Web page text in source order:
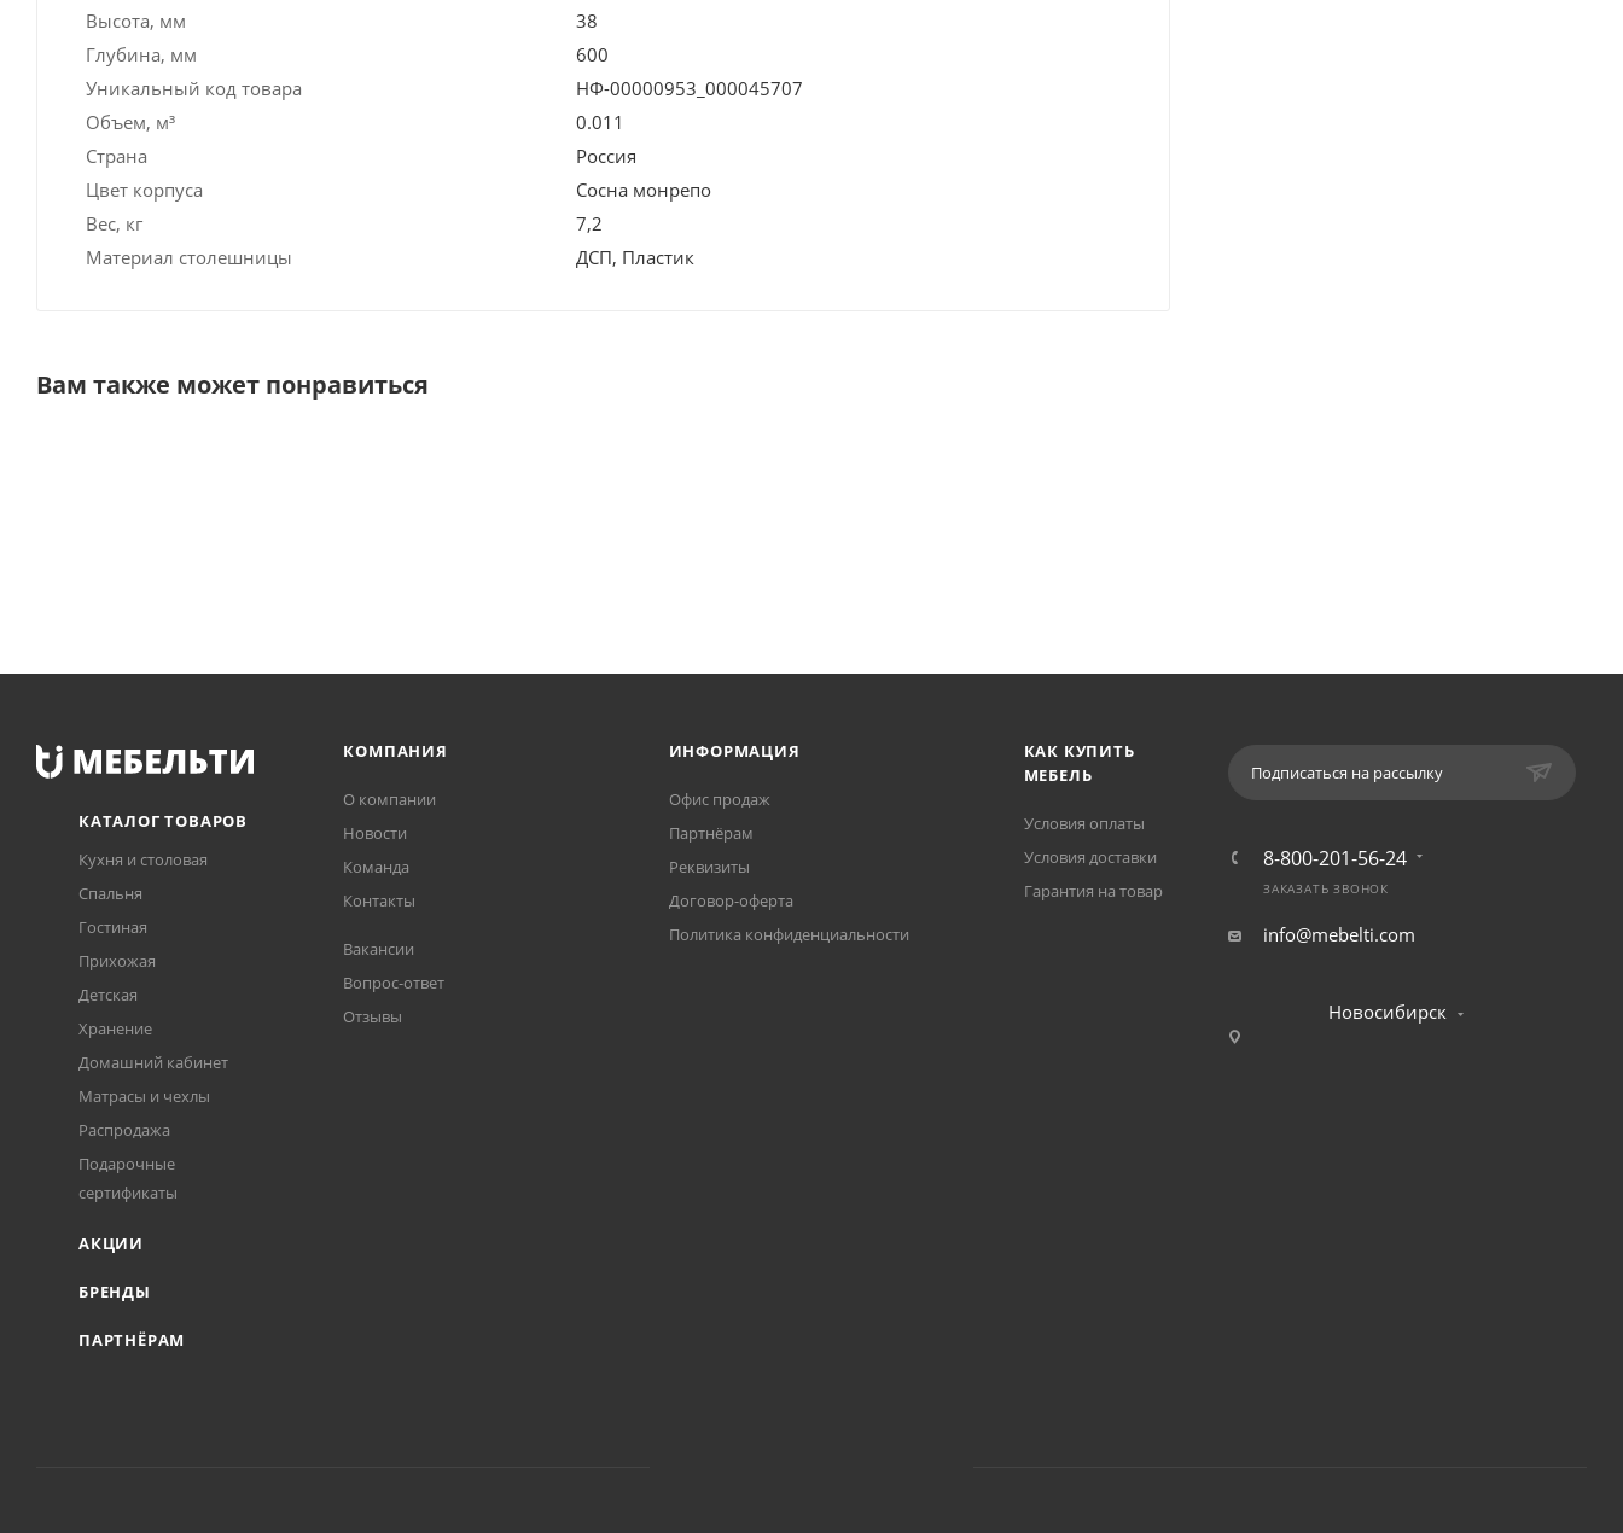
Высота, мм
38
Глубина, мм
600
Уникальный код товара
НФ-00000953_000045707
Объем, м³
0.011
Страна
Россия
Цвет корпуса
Сосна монрепо
Вес, кг
7,2
Материал столешницы
ДСП, Пластик
Вам также может понравиться
КАТАЛОГ ТОВАРОВ
Кухня и столовая
Спальня
Гостиная
Прихожая
Детская
Хранение
Домашний кабинет
Матрасы и чехлы
Распродажа
Подарочные
сертификаты
АКЦИИ
БРЕНДЫ
ПАРТНЁРАМ
КОМПАНИЯ
О компании
Новости
Команда
Контакты
Вакансии
Вопрос-ответ
Отзывы
ИНФОРМАЦИЯ
Офис продаж
Партнёрам
Реквизиты
Договор-оферта
Политика конфиденциальности
КАК КУПИТЬ
МЕБЕЛЬ
Условия оплаты
Условия доставки
Гарантия на товар
Подписаться на рассылку
8-800-201-56-24
ЗАКАЗАТЬ ЗВОНОК
info@mebelti.com
Новосибирск